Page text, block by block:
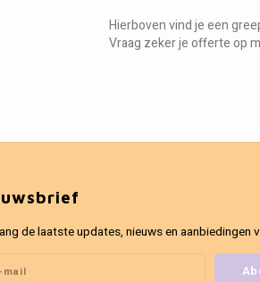
Hierboven vind je een
Vraag zeker je offerte op
de laatste updates, nieuws en aanbiedingen